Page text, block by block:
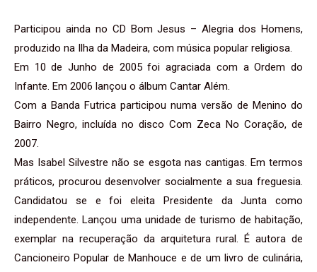
Participou ainda no CD Bom Jesus – Alegria dos Homens,
produzido na Ilha da Madeira, com música popular religiosa.
Em 10 de Junho de 2005 foi agraciada com a Ordem do
Infante. Em 2006 lançou o álbum Cantar Além.
Com a Banda Futrica participou numa versão de Menino do
Bairro Negro, incluída no disco Com Zeca No Coração, de
2007.
Mas Isabel Silvestre não se esgota nas cantigas. Em termos
práticos, procurou desenvolver socialmente a sua freguesia.
Candidatou se e foi eleita Presidente da Junta como
independente. Lançou uma unidade de turismo de habitação,
exemplar na recuperação da arquitetura rural. É autora de
Cancioneiro Popular de Manhouce e de um livro de culinária,